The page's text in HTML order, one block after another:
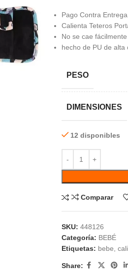
Pago Contra
Calienta Teteros
No se cae
hecho de PU de alta
PESO
DIMENSIONES
12 disponibles
Comparar
SKU: 448126
Categoría: BEBÉ
Etiquetas: bebe,
Share: